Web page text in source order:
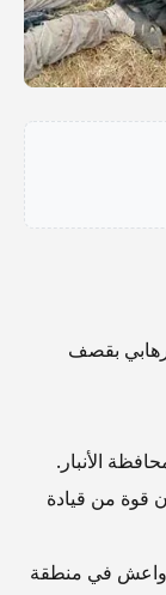
بقصف
الأنبار.
قوة من قيادة
في منطقة